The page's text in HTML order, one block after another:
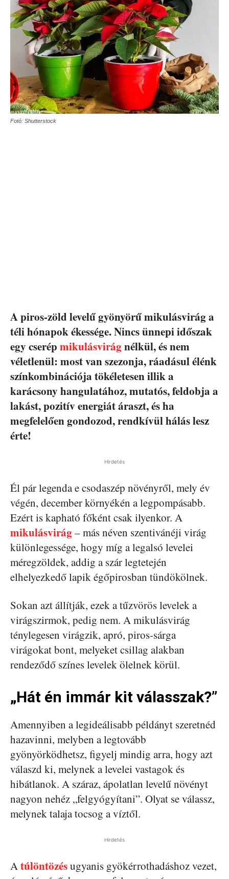
Fotó: Shutterstock
A piros-zöld levelű gyönyörű mikulásvirág a
téli hónapok ékessége. Nincs ünnepi időszak
egy cserép mikulásvirágnélkül, és nem
véletlenül: most van szezonja, ráadásul élénk
színkombinációja tökéletesen illik a
karácsony hangulatához, mutatós, feldobja a
lakást, pozitív energiát áraszt, és ha
megfelelően gondozod, rendkívül hálás lesz
érte!
Hirdetés
Él pár legenda e csodaszép növényről, mely év
végén, december környékén a legpompásabb.
Ezért is kapható főként csak ilyenkor. A
mikulásvirág– más néven szentivánéji virág
különlegessége, hogy míg a legalsó levelei
méregzöldek, addig a szár legtetején
elhelyezkedő lapik égőpirosban tündökölnek.
Sokan azt állítják, ezek a tűzvörös levelek a
virágszirmok, pedig nem. A mikulásvirág
ténylegesen virágzik, apró, piros-sárga
virágokat bont, melyeket csillag alakban
rendeződő színes levelek ölelnek körül.
„Hát én immár kit válasszak?”
Amennyiben a legideálisabb példányt szeretnéd
hazavinni, melyben a legtovább
gyönyörködhetsz, figyelj mindig arra, hogy azt
válaszd ki, melynek a levelei vastagok és
hibátlanok. A száraz, ápolatlan levelű növényt
nagyon nehéz „felgyógyítani”. Olyat se válassz,
melynek talaja tocsog a víztől.
Hirdetés
Atúlöntözésugyanis gyökérrothadáshoz vezet,